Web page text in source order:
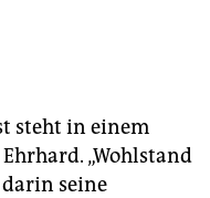
steht in einem
„Wohlstand
darin seine